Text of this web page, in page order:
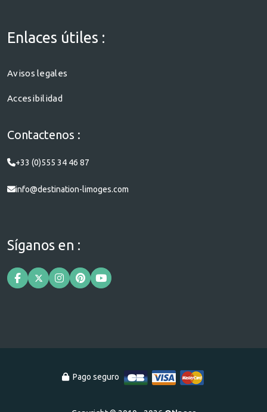
Enlaces útiles :
Avisos legales
Accesibilidad
Contactenos :
+33 (0)555 34 46 87
info@destination-limoges.com
Síganos en :
Pago seguro